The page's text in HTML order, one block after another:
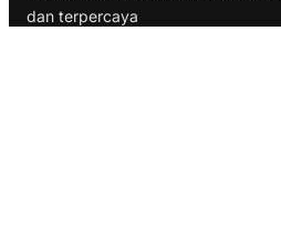
dan terpercaya